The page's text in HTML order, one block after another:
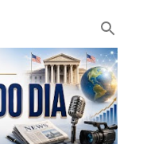
principal